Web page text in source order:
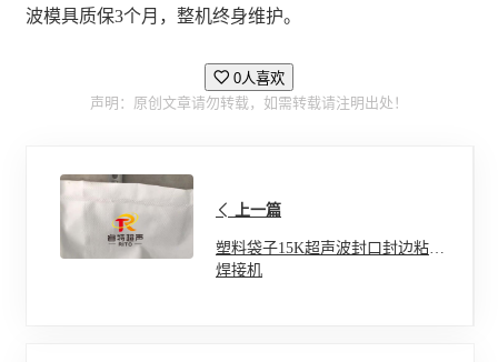
波模具质保3个月，整机终身维护。
0人喜欢
声明：原创文章请勿转载，如需转载请注明出处！
上一篇
塑料袋子15K超声波封口封边粘合
焊接机